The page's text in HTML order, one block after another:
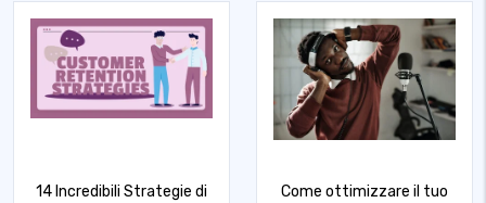
14 Incredibili Strategie di
Come ottimizzare il tuo